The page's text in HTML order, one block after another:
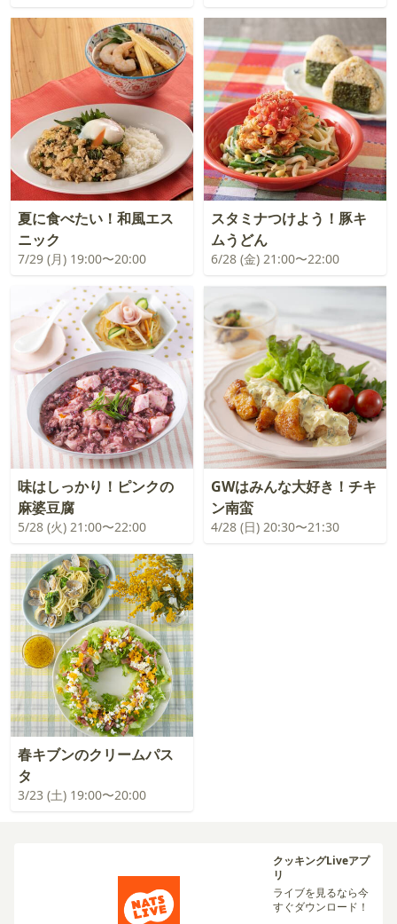
夏に食べたい！和風エス
ニック
7/29 (月) 19:00〜20:00
スタミナつけよう！豚キ
ムうどん
6/28 (金) 21:00〜22:00
味はしっかり！ピンクの
麻婆豆腐
5/28 (火) 21:00〜22:00
GWはみんな大好き！チキ
ン南蛮
4/28 (日) 20:30〜21:30
春キブンのクリームパス
タ
3/23 (土) 19:00〜20:00
クッキングLiveアプ
リ
ライブを見るなら今
すぐダウンロード！